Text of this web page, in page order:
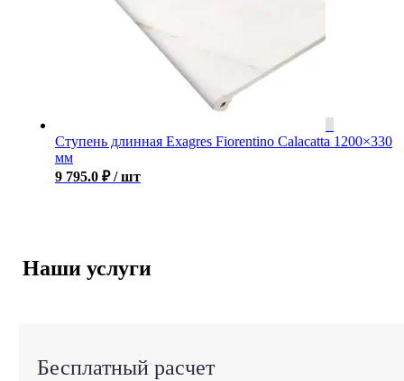
Ступень длинная Exagres Fiorentino Calacatta 1200×330
мм
9 795.0 ₽ / шт
Наши услуги
Бесплатный расчет